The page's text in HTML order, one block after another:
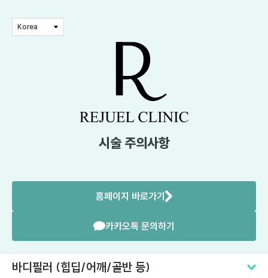
Korea
시술 주의사항
홈페이지 바로가기
카카오톡 문의하기
바디필러 (힙딥/어깨/골반 등)